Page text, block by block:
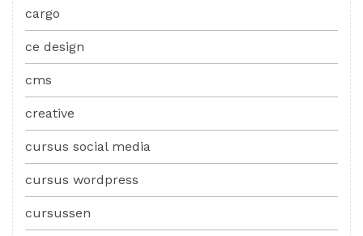
cargo
ce design
cms
creative
cursus social media
cursus wordpress
cursussen